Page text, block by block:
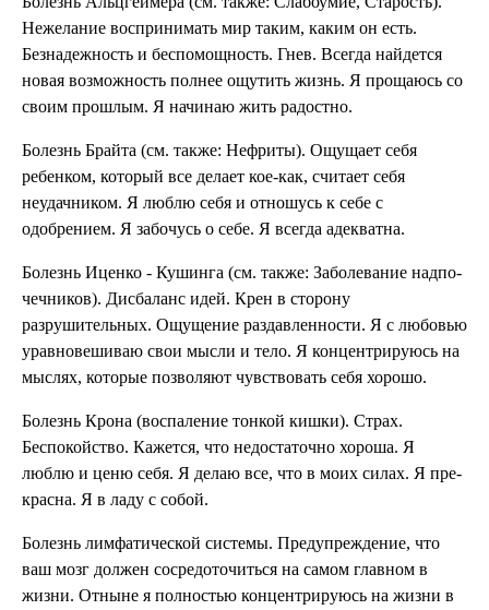
Нежелание воспринимать мир таким, каким он есть.
Безна­дежность и беспомощность. Гнев. Всегда найдется
новая воз­можность полнее ощутить жизнь. Я прощаюсь со
своим прошлым. Я начинаю жить радостно.
Болезнь Брайта (см. также: Нефриты). Ощущает себя
ребенком, ко­торый все делает кое-как, считает себя
неудачником. Я люблю себя и отношусь к себе с
одобрением. Я забочусь о се­бе. Я всегда адекватна.
Болезнь Иценко - Кушинга (см. также: Заболевание надпо­
чечников). Дисбаланс идей. Крен в сто­рону
разрушительных. Ощу­щение раздавленности. Я с любовью
уравновешиваю свои мысли и тело. Я кон­центрируюсь на
мыслях, ко­торые позволяют чувствовать себя хорошо.
Болезнь Крона (вос­паление тонкой кишки). Страх.
Беспокойство. Кажет­ся, что недостаточно хоро­ша. Я
люблю и ценю себя. Я делаю все, что в моих силах. Я пре­
красна. Я в ладу с собой.
Болезнь лимфати­ческой системы. Предупреждение, что
ваш мозг должен сосредоточиться на самом главном в
жизни. Отныне я полностью концентрируюсь на жизни в